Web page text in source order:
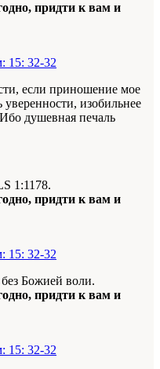
придти к вам и
15: 32-32
если приношение мое
изобильнее
душевная печаль
1:1178.
придти к вам и
15: 32-32
Божией воли.
придти к вам и
15: 32-32